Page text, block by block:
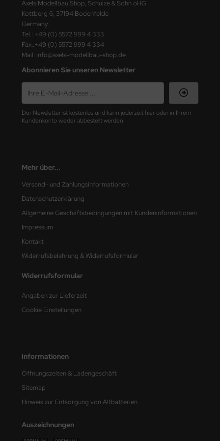
Axels Modellbau Shop, Schulze & Sohn oHG
Kottberg 6, 37194 Bodenfelde
Germany
Tel.: +49 (0) 5572 999 4 333
Fax.:+49 (0) 5572 999 4 334
Mail: info@axels-modellbau-shop.de
Abonnieren Sie unseren Newsletter
Der Newsletter ist kostenlos und kann jederzeit hier oder in Ihrem
Kundenkonto wieder abbestellt werden.
Mehr über...
Versand- und Zahlungsinformationen
Datenschutzerklärung
Allgemeine Geschäftsbedingungen mit Kundeninformationen
Impressum
Kontakt
Widerrufsbelehrung & Widerrufsformular
Widerrufsformular
Angaben zur Lieferzeit
Cookie Einstellungen
Informationen
Öffnungszeiten & Ladengeschäft
Sitemap
Hinweis zur Entsorgung von Altbatterien
Auszeichnungen
Beemax
Nunu
Lights
Field Model
Model
Kits
Decals